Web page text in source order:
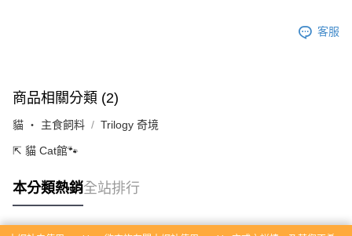
客服
商品相關分類 (2)
貓 ‧ 主食飼料 Trilogy 奇境
⇱ 貓 Cat館🐾
本分類熱銷全站排行